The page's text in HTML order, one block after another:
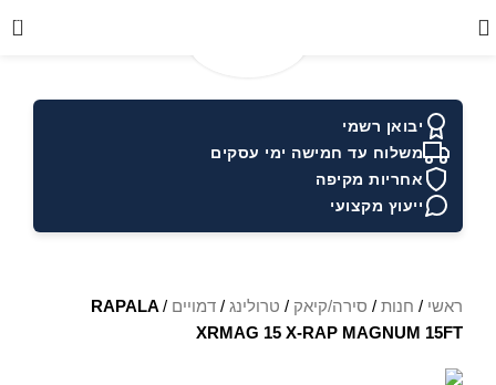
0
יבואן רשמי
משלוח עד חמישה ימי עסקים
אחריות מקיפה
ייעוץ מקצועי
ראשי / חנות / סירה/קיאק / טרולינג / דמויים /
RAPALA
XRMAG 15 X-RAP MAGNUM 15FT